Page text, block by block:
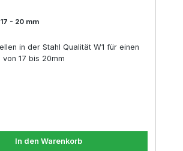
17 - 20 mm
in der Stahl Qualität W1 für einen
17 bis 20mm
In den Warenkorb